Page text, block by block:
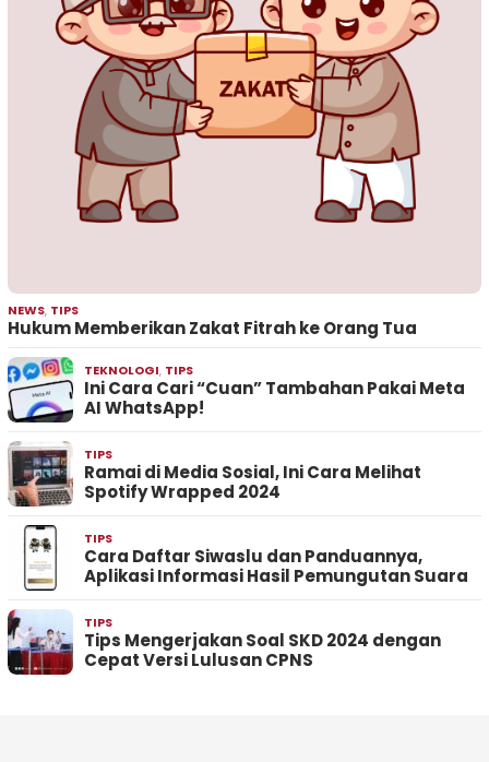
NEWS, TIPS
Hukum Memberikan Zakat Fitrah ke Orang Tua
TEKNOLOGI, TIPS
Ini Cara Cari “Cuan” Tambahan Pakai Meta
AI WhatsApp!
TIPS
Ramai di Media Sosial, Ini Cara Melihat
Spotify Wrapped 2024
TIPS
Cara Daftar Siwaslu dan Panduannya,
Aplikasi Informasi Hasil Pemungutan Suara
TIPS
Tips Mengerjakan Soal SKD 2024 dengan
Cepat Versi Lulusan CPNS